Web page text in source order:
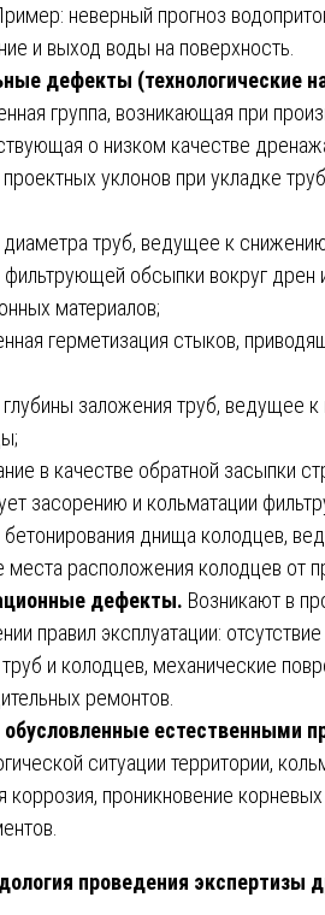
неверный прогноз
и выход воды на поверхность.
дефекты (технологические
группа, возникающая при
о низком качестве
уклонов при укладке
труб, ведущее к
фильтрующей обсыпки вокруг дрен
материалов;
герметизация стыков,
заложения труб, ведущее
в качестве обратной засыпки
засорению и кольматации
бетонирования днища колодцев,
места расположения колодцев от
дефекты. Возникают в
правил эксплуатации:
и колодцев, механические
ремонтов.
естественными
ситуации территории,
коррозия, проникновение
проведения экспертизы